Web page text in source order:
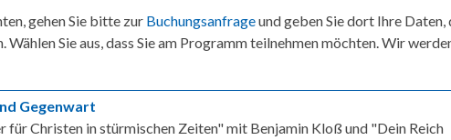
gehen Sie bitte zur Buchungsanfrageund geben Sie dort Ihre Daten,
Sie aus, dass Sie am Programm teilnehmen möchten. Wir
Gegenwart
für Christen in stürmischen Zeiten" mit Benjamin Kloß und "Dein Reich